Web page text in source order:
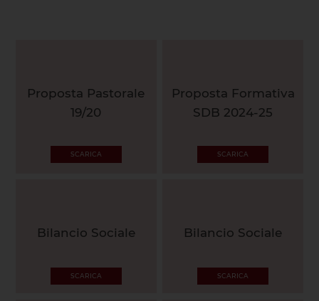
Proposta Pastorale
19/20
SCARICA
Proposta Formativa
SDB 2024-25
SCARICA
Bilancio Sociale
SCARICA
Bilancio Sociale
SCARICA